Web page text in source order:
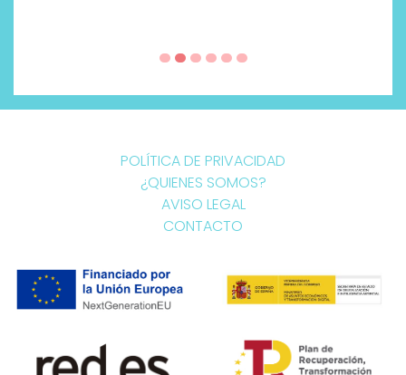
POLÍTICA DE PRIVACIDAD
¿QUIENES SOMOS?
AVISO LEGAL
CONTACTO